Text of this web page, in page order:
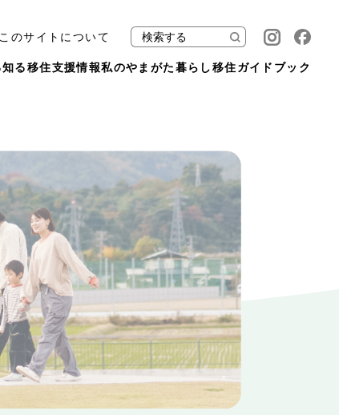
このサイトについて
知る移住支援情報私のやまがた暮らし移住ガイドブック